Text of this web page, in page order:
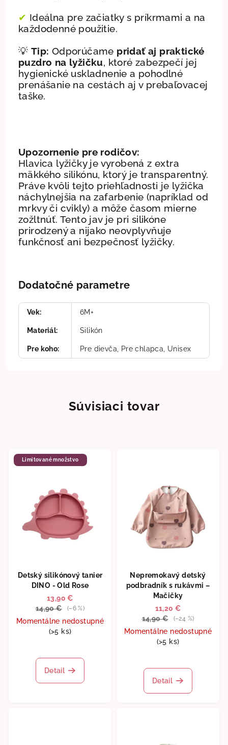
✔ Ideálna pre začiatky s príkrmami a na
každodenné použitie.
💡 Tip: Odporúčame pridať aj praktické
puzdro na lyžičku, ktoré zabezpečí jej
hygienické uskladnenie a pohodlné
prenášanie na cestách aj v prebaľovacej
taške.
Upozornenie pre rodičov:
Hlavica lyžičky je vyrobená z extra
mäkkého silikónu, ktorý je transparentný.
Práve kvôli tejto priehľadnosti je lyžička
náchylnejšia na zafarbenie (napríklad od
mrkvy či cvikly) a môže časom mierne
zožltnúť. Tento jav je pri silikóne
prirodzený a nijako neovplyvňuje
funkčnosť ani bezpečnosť lyžičky.
Dodatočné parametre
Vek: 6M+
Materiál: Silikón
Pre koho: Pre dievča, Pre chlapca, Unisex
Súvisiaci tovar
Limitované množstvo
Detský silikónový tanier
DINO - Old Rose
13,90 €
14,90 €
(–6 %)
Momentálne nedostupné
(>5 ks)
Detail
Nepremokavý detský
podbradník s rukávmi –
Mačičky
11,20 €
14,90 €
(–24 %)
Momentálne nedostupné
(>5 ks)
Detail